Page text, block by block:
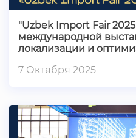
"Uzbek Import Fair
международной
локализации и
7 Октября 2025